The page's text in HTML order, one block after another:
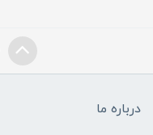
درباره ما